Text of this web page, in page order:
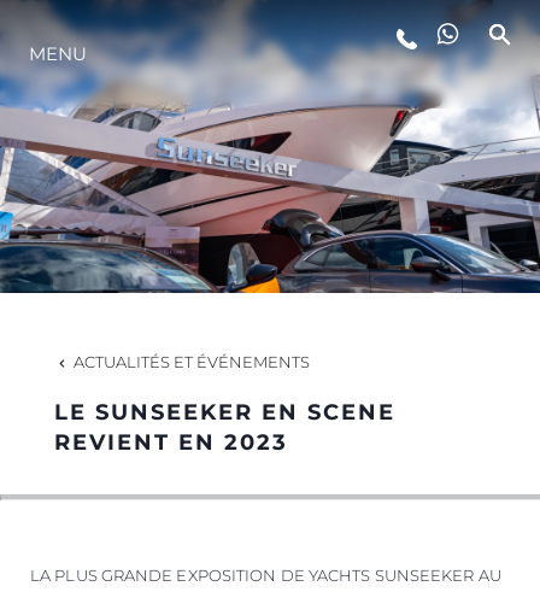
STYLE DE VIE
L'INNOVATION
LA SOCIÉTÉ
NOTRE ÉQUIPE
NOTRE HÉRITAGE
MENU
ACTUALITÉS ET ÉVÉNEMENTS
LE SUNSEEKER EN SCENE
REVIENT EN 2023
LA PLUS GRANDE EXPOSITION DE YACHTS SUNSEEKER AU